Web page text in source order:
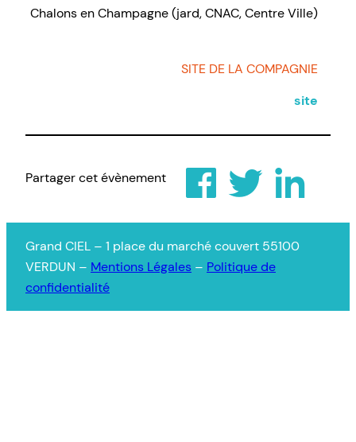
Chalons en Champagne (jard, CNAC, Centre Ville)
SITE DE LA COMPAGNIE
site
Partager cet évènement
Grand CIEL – 1 place du marché couvert 55100
VERDUN – Mentions Légales – Politique de
confidentialité